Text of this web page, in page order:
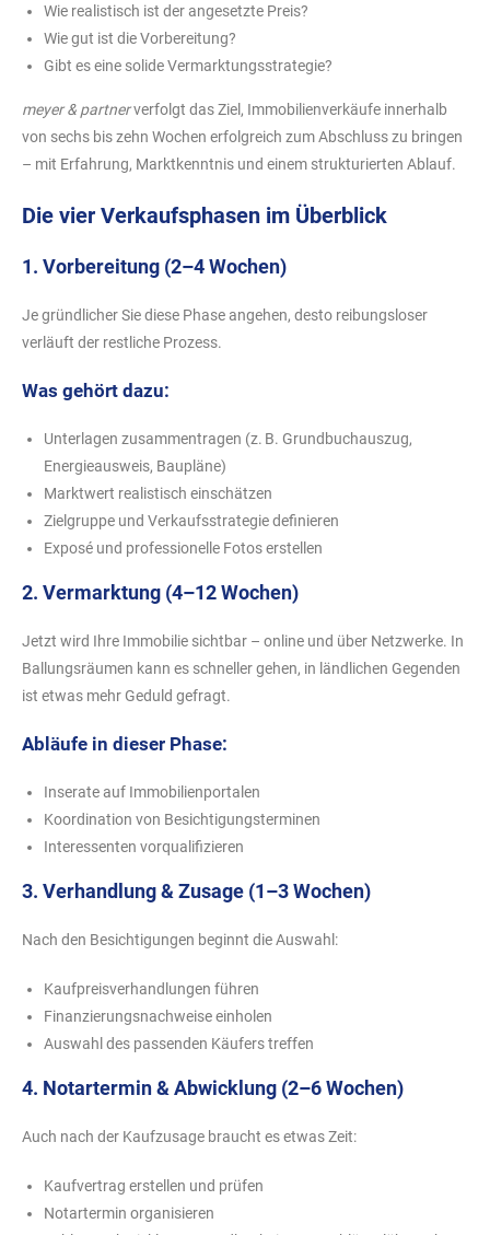
Wie realistisch ist der angesetzte Preis?
Wie gut ist die Vorbereitung?
Gibt es eine solide Vermarktungsstrategie?
meyer & partnerverfolgt das Ziel, Immobilienverkäufe innerhalb
von sechs bis zehn Wochen erfolgreich zum Abschluss zu bringen
– mit Erfahrung, Marktkenntnis und einem strukturierten Ablauf.
Die vier Verkaufsphasen im Überblick
1. Vorbereitung (2–4 Wochen)
Je gründlicher Sie diese Phase angehen, desto reibungsloser
verläuft der restliche Prozess.
Was gehört dazu:
Unterlagen zusammentragen (z. B. Grundbuchauszug,
Energieausweis, Baupläne)
Marktwert realistisch einschätzen
Zielgruppe und Verkaufsstrategie definieren
Exposé und professionelle Fotos erstellen
2. Vermarktung (4–12 Wochen)
Jetzt wird Ihre Immobilie sichtbar – online und über Netzwerke. In
Ballungsräumen kann es schneller gehen, in ländlichen Gegenden
ist etwas mehr Geduld gefragt.
Abläufe in dieser Phase:
Inserate auf Immobilienportalen
Koordination von Besichtigungsterminen
Interessenten vorqualifizieren
3. Verhandlung & Zusage (1–3 Wochen)
Nach den Besichtigungen beginnt die Auswahl:
Kaufpreisverhandlungen führen
Finanzierungsnachweise einholen
Auswahl des passenden Käufers treffen
4. Notartermin & Abwicklung (2–6 Wochen)
Auch nach der Kaufzusage braucht es etwas Zeit:
Kaufvertrag erstellen und prüfen
Notartermin organisieren